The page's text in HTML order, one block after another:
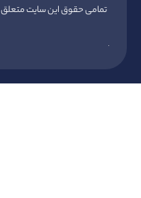
حقوق این سایت متعلق به آکادمی